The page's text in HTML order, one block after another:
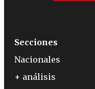
Secciones
Nacionales
+ análisis